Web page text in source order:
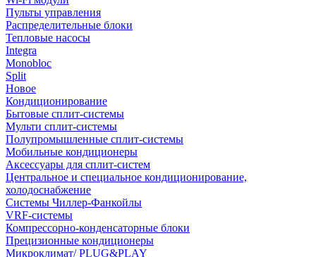
Пульты управления
Распределительные блоки
Тепловые насосы
Integra
Monobloc
Split
Новое
Кондиционирование
Бытовые сплит-системы
Мульти сплит-системы
Полупромышленные сплит-системы
Мобильные кондиционеры
Аксессуары для сплит-систем
Центральное и специальное кондиционирование,
холодоснабжение
Системы Чиллер-Фанкойлы
VRF-системы
Компрессорно-конденсаторные блоки
Прецизионные кондиционеры
Микроклимат/ PLUG&PLAY